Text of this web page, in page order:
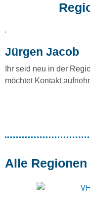
Jürgen Jacob
Ihr seid neu in der
möchtet Kontakt
Alle Regionen